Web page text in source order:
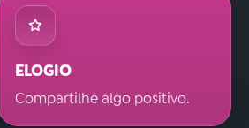
ELOGIO
Compartilhe algo positivo.